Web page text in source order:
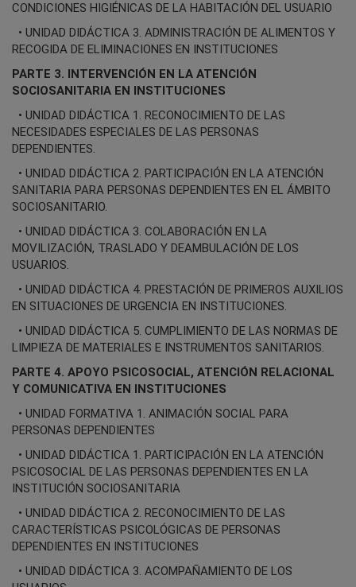
CONDICIONES HIGIÉNICAS DE LA HABITACIÓN DEL USUARIO
• UNIDAD DIDÁCTICA 3. ADMINISTRACIÓN DE ALIMENTOS Y
RECOGIDA DE ELIMINACIONES EN INSTITUCIONES
PARTE 3. INTERVENCIÓN EN LA ATENCIÓN
SOCIOSANITARIA EN INSTITUCIONES
• UNIDAD DIDÁCTICA 1. RECONOCIMIENTO DE LAS
NECESIDADES ESPECIALES DE LAS PERSONAS
DEPENDIENTES.
• UNIDAD DIDÁCTICA 2. PARTICIPACIÓN EN LA ATENCIÓN
SANITARIA PARA PERSONAS DEPENDIENTES EN EL ÁMBITO
SOCIOSANITARIO.
• UNIDAD DIDÁCTICA 3. COLABORACIÓN EN LA
MOVILIZACIÓN, TRASLADO Y DEAMBULACIÓN DE LOS
USUARIOS.
• UNIDAD DIDÁCTICA 4. PRESTACIÓN DE PRIMEROS AUXILIOS
EN SITUACIONES DE URGENCIA EN INSTITUCIONES.
• UNIDAD DIDÁCTICA 5. CUMPLIMIENTO DE LAS NORMAS DE
LIMPIEZA DE MATERIALES E INSTRUMENTOS SANITARIOS.
PARTE 4. APOYO PSICOSOCIAL, ATENCIÓN RELACIONAL
Y COMUNICATIVA EN INSTITUCIONES
• UNIDAD FORMATIVA 1. ANIMACIÓN SOCIAL PARA
PERSONAS DEPENDIENTES
• UNIDAD DIDÁCTICA 1. PARTICIPACIÓN EN LA ATENCIÓN
PSICOSOCIAL DE LAS PERSONAS DEPENDIENTES EN LA
INSTITUCIÓN SOCIOSANITARIA
• UNIDAD DIDÁCTICA 2. RECONOCIMIENTO DE LAS
CARACTERÍSTICAS PSICOLÓGICAS DE PERSONAS
DEPENDIENTES EN INSTITUCIONES
• UNIDAD DIDÁCTICA 3. ACOMPAÑAMIENTO DE LOS